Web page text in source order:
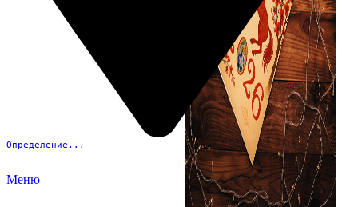
Определение...
Меню